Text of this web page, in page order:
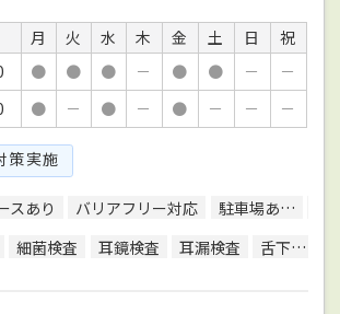
月 火 水 木 金 土 日
祝
● ● ● － ● ● －
－
● － ● － ● － － －
策実施
スあり バリアフリー対応 駐車場あり
細菌検査 耳鏡検査 耳漏検査 舌下免疫療法